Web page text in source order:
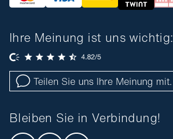
Ihre Meinung ist uns wichtig:
Teilen Sie uns Ihre Meinung mit.
Bleiben Sie in Verbindung!